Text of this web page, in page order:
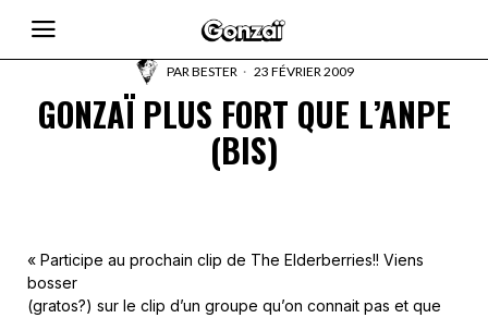
PARBESTER 23 FÉVRIER 2009
GONZAÏ PLUS FORT QUE L’ANPE
(BIS)
« Participe au prochain clip de The Elderberries!! Viens
bosser
(gratos?) sur le clip d’un groupe qu’on connait pas et que